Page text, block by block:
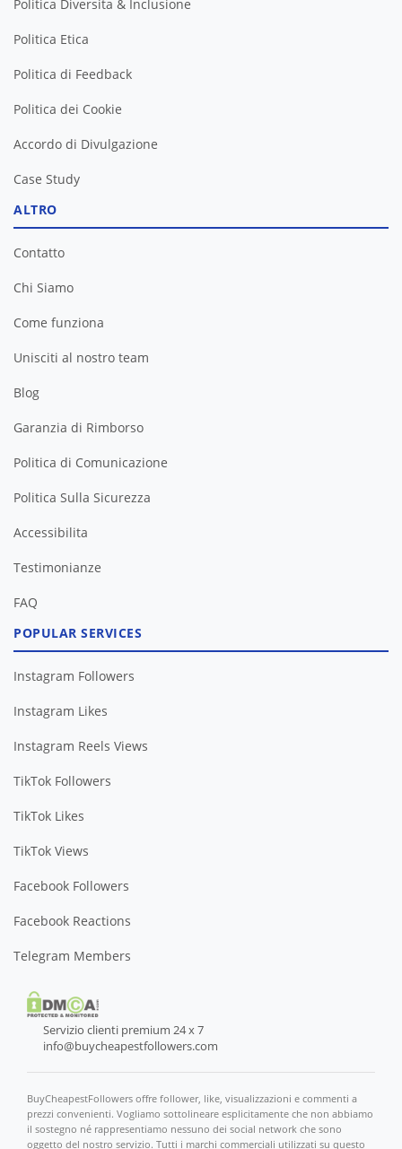
Politica Diversita & Inclusione
Politica Etica
Politica di Feedback
Politica dei Cookie
Accordo di Divulgazione
Case Study
ALTRO
Contatto
Chi Siamo
Come funziona
Unisciti al nostro team
Blog
Garanzia di Rimborso
Politica di Comunicazione
Politica Sulla Sicurezza
Accessibilita
Testimonianze
FAQ
POPULAR SERVICES
Instagram Followers
Instagram Likes
Instagram Reels Views
TikTok Followers
TikTok Likes
TikTok Views
Facebook Followers
Facebook Reactions
Telegram Members
Servizio clienti premium 24 x 7
info@buycheapestfollowers.com
BuyCheapestFollowers offre follower, like, visualizzazioni e commenti a
prezzi convenienti. Vogliamo sottolineare esplicitamente che non abbiamo
il sostegno né rappresentiamo nessuno dei social network che sono
oggetto del nostro servizio. Tutti i marchi commerciali utilizzati su questo